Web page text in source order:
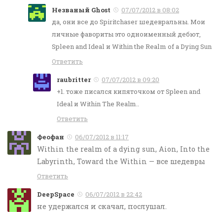
Незваный Ghost
07/07/2012 в 08:02
да, они все до Spiritchaser шедевральны. Мои
личные фавориты это одноименный дебют,
Spleen and Ideal и Within the Realm of a Dying Sun
Ответить
raubritter
07/07/2012 в 09:20
+1. тоже писался кипяточком от Spleen and
Ideal и Within The Realm..
Ответить
Феофан 06/07/2012 в 11:17
Within the realm of a dying sun, Aion, Into the
Labyrinth, Toward the Within — все шедевры
Ответить
DeepSpace 06/07/2012 в 22:42
не удержался и скачал, послушал.